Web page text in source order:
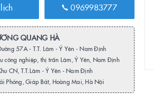
0969983777
QUANG HÀ
57A - T.T. Lâm - Ý Yên - Nam Định
công nghiệp, thị trấn Lâm, Ý Yên, Nam Định
CN, T.T.Lâm - Ý Yên - Nam Định
Phóng, Giáp Bát, Hoàng Mai, Hà Nội